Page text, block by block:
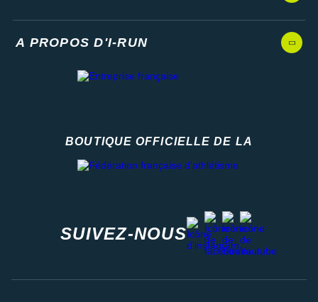
A PROPOS D'I-RUN
BOUTIQUE OFFICIELLE DE LA
SUIVEZ-NOUS
instagram
facebook
stravayoutube